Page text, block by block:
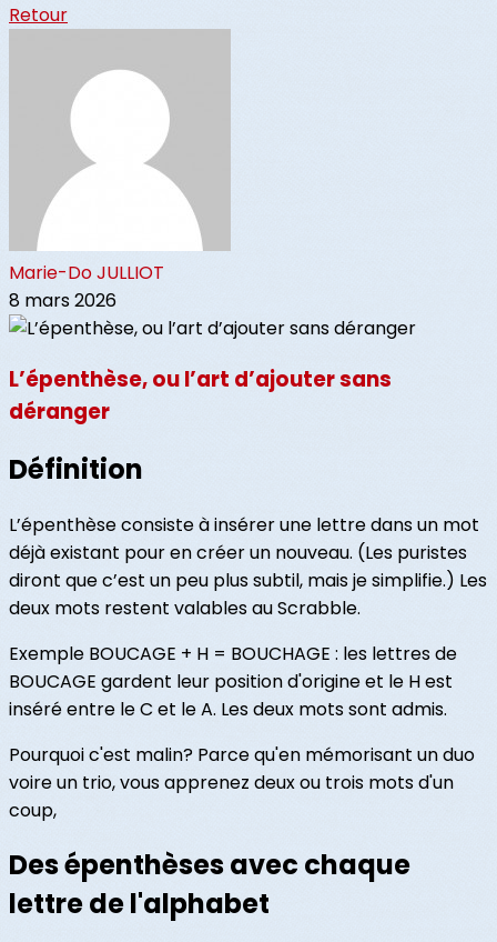
Retour
Marie-Do JULLIOT
8 mars 2026
L’épenthèse, ou l’art d’ajouter sans
déranger
Définition
L’épenthèse consiste à insérer une lettre dans un mot
déjà existant pour en créer un nouveau. (Les puristes
diront que c’est un peu plus subtil, mais je simplifie.) Les
deux mots restent valables au Scrabble.
Exemple BOUCAGE + H = BOUCHAGE : les lettres de
BOUCAGE gardent leur position d'origine et le H est
inséré entre le C et le A. Les deux mots sont admis.
Pourquoi c'est malin? Parce qu'en mémorisant un duo
voire un trio, vous apprenez deux ou trois mots d'un
coup,
Des épenthèses avec chaque
lettre de l'alphabet